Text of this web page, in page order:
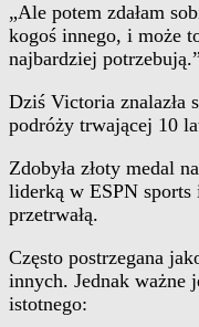
„Ale potem zdałam
kogoś innego, i może
najbardziej potrzebują.”
Dziś Victoria znalazła
podróży trwającej 10
Zdobyła złoty medal
liderką w ESPN
przetrwałą.
Często postrzegana
innych. Jednak ważne
istotnego: